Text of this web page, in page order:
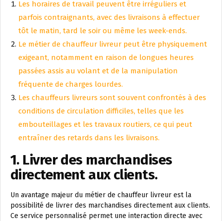
Les horaires de travail peuvent être irréguliers et
parfois contraignants, avec des livraisons à effectuer
tôt le matin, tard le soir ou même les week-ends.
Le métier de chauffeur livreur peut être physiquement
exigeant, notamment en raison de longues heures
passées assis au volant et de la manipulation
fréquente de charges lourdes.
Les chauffeurs livreurs sont souvent confrontés à des
conditions de circulation difficiles, telles que les
embouteillages et les travaux routiers, ce qui peut
entraîner des retards dans les livraisons.
1. Livrer des marchandises
directement aux clients.
Un avantage majeur du métier de chauffeur livreur est la
possibilité de livrer des marchandises directement aux clients.
Ce service personnalisé permet une interaction directe avec